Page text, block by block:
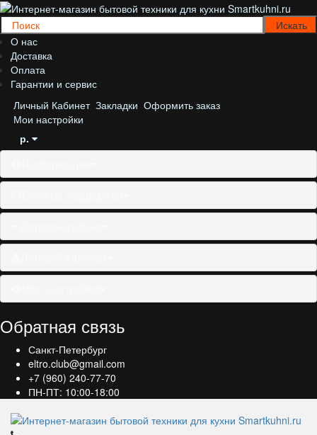
О нас
Доставка
Оплата
Гарантии и сервис
Личный Кабинет Закладки Оформить заказ
Мои настройки
р.
Обратная связь
Санкт-Петербург
eltro.club@gmail.com
+7 (960) 240-77-70
ПН-ПТ: 10:00-18:00